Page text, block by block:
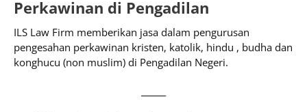
Perkawinan di Pengadilan
ILS Law Firm memberikan jasa dalam pengurusan
pengesahan perkawinan kristen, katolik, hindu , budha dan
konghucu (non muslim) di Pengadilan Negeri.